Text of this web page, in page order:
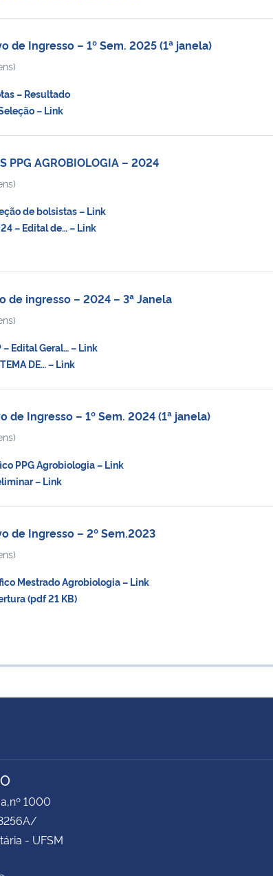
Ingresso – 1º Sem. 2025 (1ª janela)
– Resultado
– Link
PPG AGROBIOLOGIA – 2024
de bolsistas – Link
– Edital de… – Link
ingresso – 2024 – 3ª Janela
Edital Geral… – Link
DE… – Link
Ingresso – 1º Sem. 2024 (1ª janela)
PPG Agrobiologia – Link
– Link
de Ingresso – 2º Sem.2023
Mestrado Agrobiologia – Link
(pdf 21 KB)
1000
- UFSM